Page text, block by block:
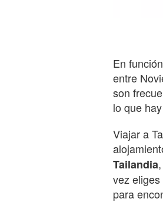
En
entre
son
lo que
Viajar a
Tailandia
vez
para